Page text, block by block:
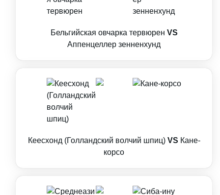
Бельгийская овчарка тервюрен VS
Аппенцеллер зенненхунд
Кеесхонд (Голландский волчий шпиц) VS Кане-
корсо